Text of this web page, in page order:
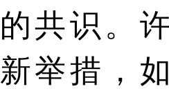
的共识。
新举措，